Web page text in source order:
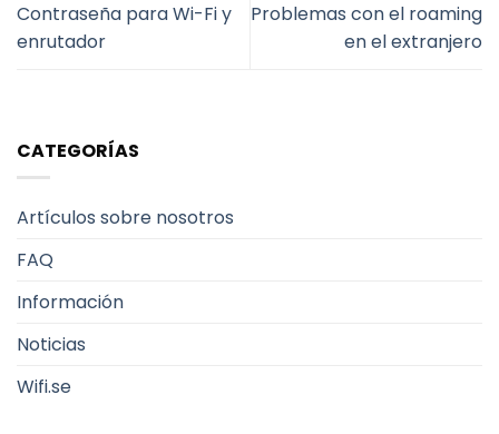
Contraseña para Wi-Fi y
enrutador
Problemas con el roaming
en el extranjero
CATEGORÍAS
Artículos sobre nosotros
FAQ
Información
Noticias
Wifi.se